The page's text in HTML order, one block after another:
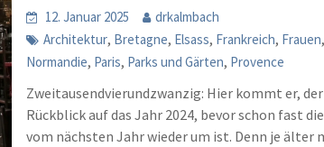
12. Januar 2025
drkalmbach
Architektur, Bretagne, Elsass, Frankreich, Frauen,
Normandie, Paris, Parks und Gärten, Provence
Zweitausendvierundzwanzig: Hier kommt er, der
Rückblick auf das Jahr 2024, bevor schon fast
vom nächsten Jahr wieder um ist. Denn je älter